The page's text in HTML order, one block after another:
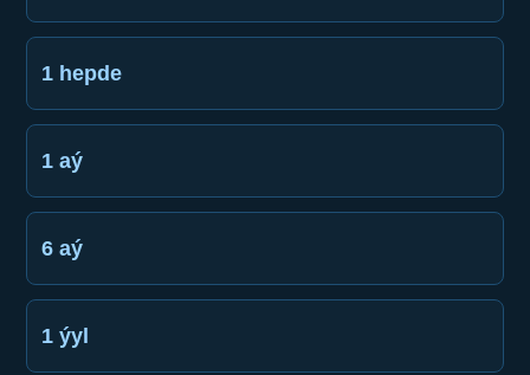
1 hepde
1 aý
6 aý
1 ýyl